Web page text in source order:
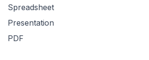
Spreadsheet
Presentation
PDF